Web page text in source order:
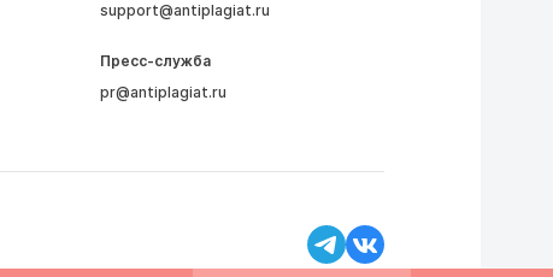
support@antiplagiat.ru
Пресс-служба
pr@antiplagiat.ru